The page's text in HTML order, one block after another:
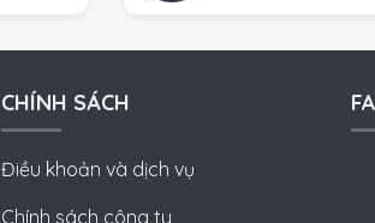
CHÍNH SÁCH
Điều khoản và dịch vụ
Chính sách công ty